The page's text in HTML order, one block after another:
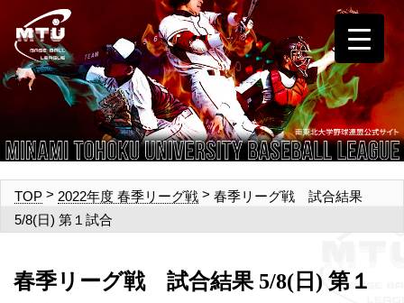
TOP > 2022年度 春季リーグ戦 > 春季リーグ戦 試合結果
5/8(日) 第１試合
春季リーグ戦 試合結果 5/8(日) 第１